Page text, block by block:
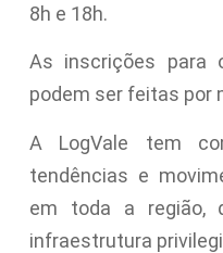
8h e 18h.
As inscrições para
podem ser feitas por
A LogVale tem
tendências e
em toda a região,
infraestrutura